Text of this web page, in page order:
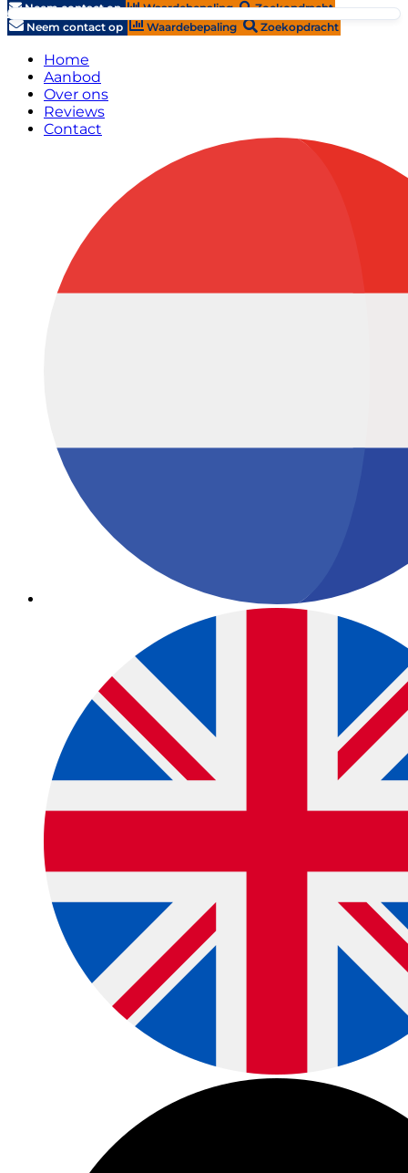
Neem contact op Waardebepaling
Zoekopdracht
Neem contact op
Waardebepaling Zoekopdracht
Home
Aanbod
Over ons
Reviews
Contact